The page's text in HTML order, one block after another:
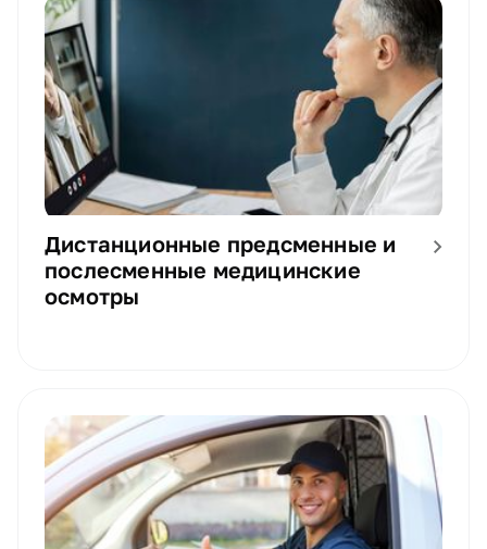
Дистанционные предсменные и
послесменные медицинские
осмотры